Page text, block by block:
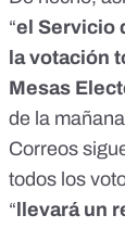
“el Servicio
la votación
Mesas
de la
Correos
todos los
“ llevará un